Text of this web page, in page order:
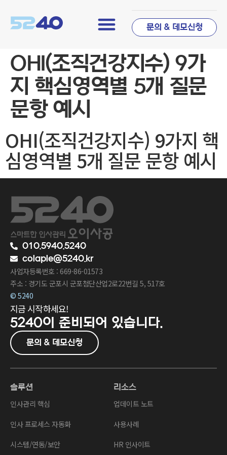
문의 & 데모신청
OHI(조직건강지수) 9가
지 핵심영역별 5개 질문
문항 예시
OHI(조직건강지수) 9가지 핵
심영역별 5개 질문 문항 예시
010.5940.5240
colaple@5240.kr
사업자등록번호 : 669-86-01573
주소 : 경기도 군포시 군포첨단산업2로22번길 5, 517호
© 5240
지금 시작하세요!
5240이 준비되어 있습니다.
문의 & 데모신청
솔루션
인사관리 핵심
인사 프로세스 자동화
시스템/연동/보안
리소스
업데이트 노트
사용사례
HR 인사이트